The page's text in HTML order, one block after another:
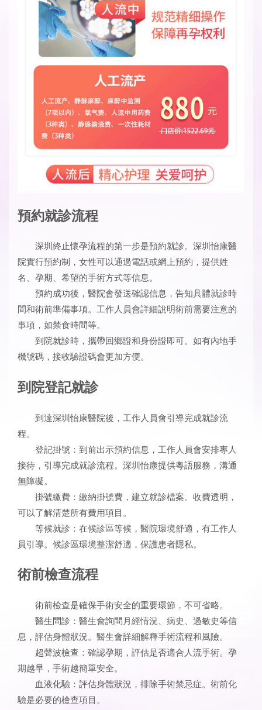
預約就診流程
深圳終止懷孕流程的第一步是預約就診。深圳怡康醫
院實行預約制，女性可以通過電話或網上預約，提供姓
名、孕期、希望的手術方式等信息。
預約成功後，醫院會發送確認信息，告知具體就診時
間和術前準備事項。工作人員會詳細說明術前需要注意的
事項，如禁食時間等。
到院就診時，攜帶回鄉證和身份證即可。如有內地手
機號碼，接收驗證碼會更加方便。
到院登記就診
到達深圳怡康醫院後，工作人員會引導完成就診流
程。
登記掛號：到前出示預約信息，工作人員會安排專人
接待，引導完成就診流程。深圳怡康提供粵語服務，溝通
無障礙。
掛號繳費：繳納掛號費，建立就診檔案。收費透明，
可以了解清楚所有費用項目。
等候就診：在候診區等候，醫院環境舒適，有工作人
員引導。候診區環境整潔舒適，保護患者隱私。
術前檢查流程
術前檢查是確保手術安全的重要環節，不可省略。
醫生問診：醫生會詢問月經情況、病史、過敏史等信
息，評估身體狀況。醫生會詳細解釋手術流程和風險。
超聲波檢查：確認孕期，評估是否適合人流手術。孕
期越早，手術越簡單安全。
血液化驗：評估身體狀況，排除手術禁忌症。術前化
驗是必要的檢查項目。